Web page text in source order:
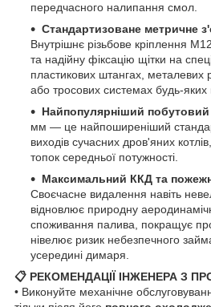
передчасного налипання смол.
Стандартизоване метричне
Внутрішнє різьбове кріплення
та надійну фіксацію щітки на
пластикових штангах, металевих
або тросових системах будь-яких
Найпопулярніший побутовий
мм — це найпоширеніший
виходів сучасних дров'яних
топок середньої потужності.
Максимальний ККД та
Своєчасне видалення навіть
відновлює природну
споживання палива, покращує
нівелює ризик небезпечного
усередині димаря.
📋 РЕКОМЕНДАЦІЇ ІНЖЕНЕРА З
• Виконуйте механічне